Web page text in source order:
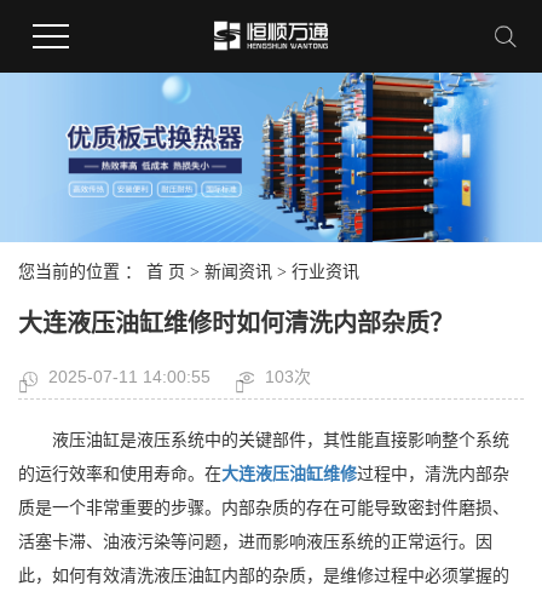
您当前的位置 ： 首 页 > 新闻资讯 > 行业资讯
大连液压油缸维修时如何清洗内部杂质？
2025-07-11 14:00:55 103次
液压油缸是液压系统中的关键部件，其性能直接影响整个系统
的运行效率和使用寿命。在大连液压油缸维修过程中，清洗内部杂
质是一个非常重要的步骤。内部杂质的存在可能导致密封件磨损、
活塞卡滞、油液污染等问题，进而影响液压系统的正常运行。因
此，如何有效清洗液压油缸内部的杂质，是维修过程中必须掌握的